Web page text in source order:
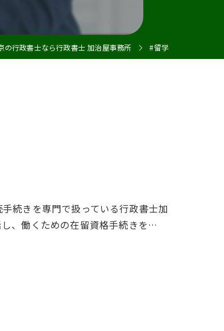
の行政書士なら行政書士 加治屋事務所 #留学
続きを専門で扱っている行政書士加
、働くための在留資格手続きを…